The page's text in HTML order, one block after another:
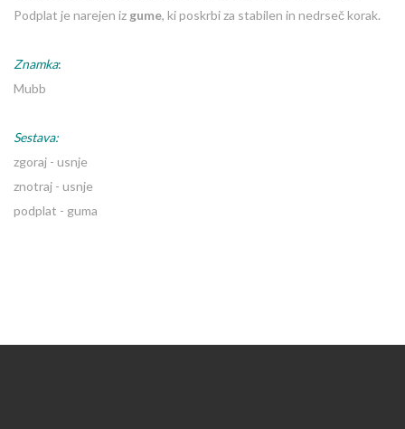
Podplat je narejen iz gume, ki poskrbi za stabilen in nedrseč korak.
Znamka:
Mubb
Sestava:
zgoraj - usnje
znotraj - usnje
podplat - guma